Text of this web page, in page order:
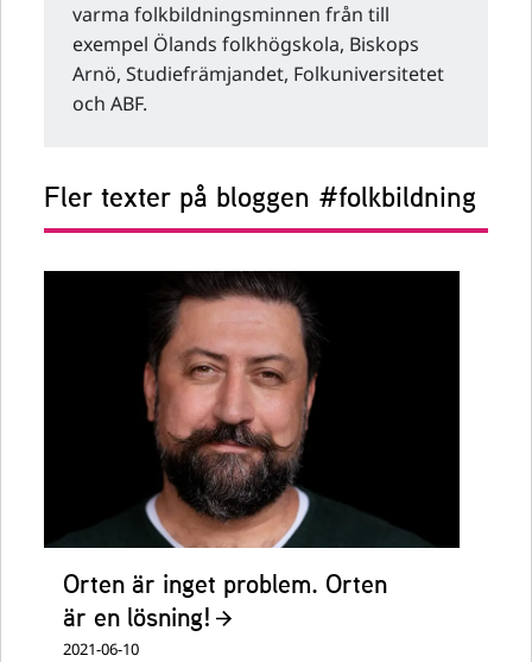
varma folkbildningsminnen från till
exempel Ölands folkhögskola, Biskops
Arnö, Studiefrämjandet, Folkuniversitetet
och ABF.
Fler texter på bloggen #folkbildning
Orten är inget problem. Orten
är en lösning!
2021-06-10